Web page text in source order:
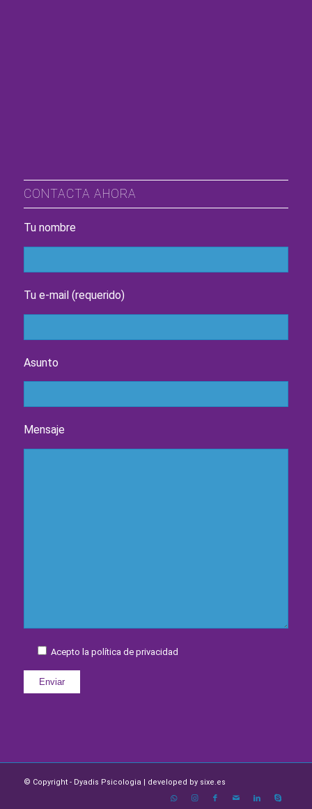
CONTACTA AHORA
Tu nombre
Tu e-mail (requerido)
Asunto
Mensaje
Acepto la política de privacidad
© Copyright - Dyadis Psicologia | developed by sixe.es